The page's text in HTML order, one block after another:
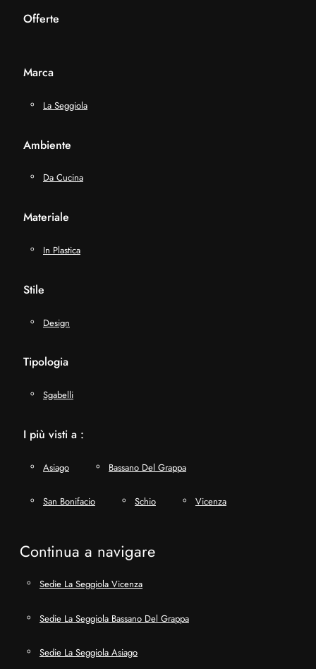
Offerte
Marca
La Seggiola
Ambiente
Da Cucina
Materiale
In Plastica
Stile
Design
Tipologia
Sgabelli
I più visti a :
Asiago Bassano Del Grappa
San Bonifacio Schio Vicenza
Continua a navigare
Sedie La Seggiola Vicenza
Sedie La Seggiola Bassano Del Grappa
Sedie La Seggiola Asiago